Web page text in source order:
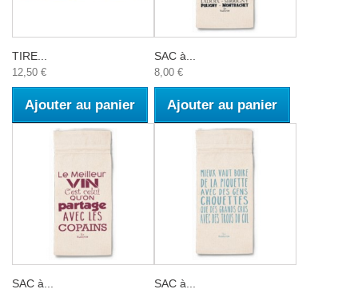
TIRE...
12,50 €
Ajouter au panier
SAC à...
8,00 €
Ajouter au panier
SAC à... SAC à...